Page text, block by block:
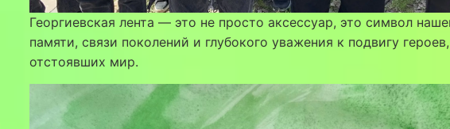
Георгиевская лента — это не просто аксессуар, это символ
памяти, связи поколений и глубокого уважения к подвигу героев,
отстоявших мир.